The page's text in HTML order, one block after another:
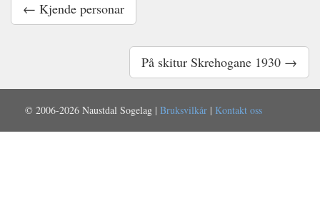
← Kjende personar
På skitur Skrehogane 1930 →
© 2006-2026 Naustdal Sogelag | Bruksvilkår | Kontakt oss